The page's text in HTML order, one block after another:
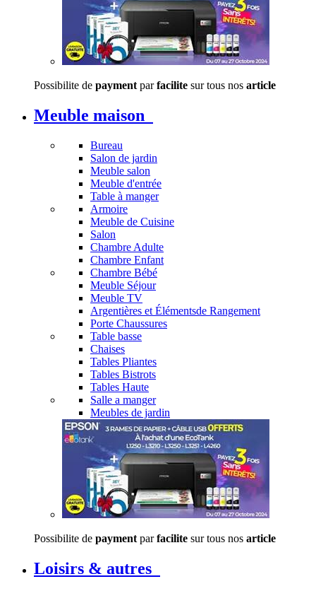
Possibilite de payment parfacilite sur tous nos article
Meuble maison
Bureau
Salon de jardin
Meuble salon
Meuble d'entrée
Table à manger
Armoire
Meuble de Cuisine
Salon
Chambre Adulte
Chambre Enfant
Chambre Bébé
Meuble Séjour
Meuble TV
Argentières et Élémentsde Rangement
Porte Chaussures
Table basse
Chaises
Tables Pliantes
Tables Bistrots
Tables Haute
Salle a manger
Meubles de jardin
Possibilite de payment parfacilite sur tous nos article
Loisirs & autres